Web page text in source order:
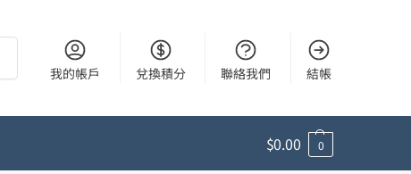
我的帳戶 兌換積分 聯絡我們 結帳
$0.00 0